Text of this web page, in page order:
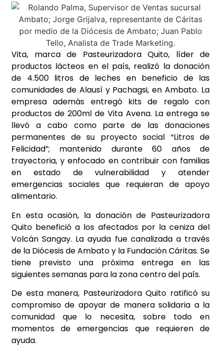
Vita, marca de Pasteurizadora Quito, líder de
productos lácteos en el país, realizó la donación
de 4.500 litros de leches en beneficio de las
comunidades de Alausí y Pachagsi, en Ambato. La
empresa además entregó kits de regalo con
productos de 200ml de Vita Avena. La entrega se
llevó a cabo como parte de las donaciones
permanentes de su proyecto social “Litros de
Felicidad”; mantenido durante 60 años de
trayectoria, y enfocado en contribuir con familias
en estado de vulnerabilidad y atender
emergencias sociales que requieran de apoyo
alimentario.
En esta ocasión, la donación de Pasteurizadora
Quito benefició a los afectados por la ceniza del
Volcán Sangay. La ayuda fue canalizada a través
de la Diócesis de Ambato y la Fundación Cáritas. Se
tiene previsto una próxima entrega en las
siguientes semanas para la zona centro del país.
De esta manera, Pasteurizadora Quito ratificó su
compromiso de apoyar de manera solidaria a la
comunidad que lo necesita, sobre todo en
momentos de emergencias que requieren de
ayuda.